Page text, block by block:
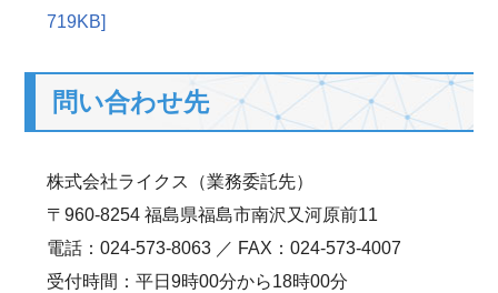
719KB]
問い合わせ先
株式会社ライクス（業務委託先）
〒960-8254 福島県福島市南沢又河原前11
電話：024-573-8063 ／ FAX：024-573-4007
受付時間：平日9時00分から18時00分